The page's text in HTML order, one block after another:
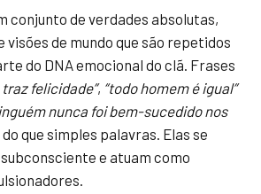
conjunto de verdades absolutas,
de mundo que são repetidos
do DNA emocional do clã. Frases
traz felicidade”, “todo homem é igual”
nunca foi bem-sucedido nos
que simples palavras. Elas se
e atuam como